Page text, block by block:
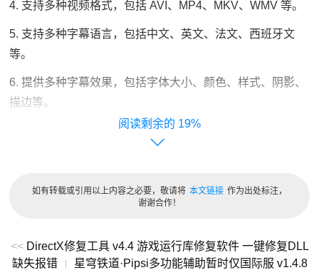
4. 支持多种视频格式，包括 AVI、MP4、MKV、WMV 等。
5. 支持多种字幕语言，包括中文、英文、法文、西班牙文
等。
6. 提供多种字幕效果，包括字体大小、颜色、样式、阴影、
描边等。
7. 支持字幕翻译功能，可以根据用户需求自动翻译字幕。
Options – Choose Language… – 中文简体 – OK。
19%
如有转载或引用以上内容之必要，敬请将 本文链接 作为出处标注，
谢谢合作！
<< DirectX修复工具 v4.4 游戏运行库修复软件 一键修复DLL
缺失报错
|
星穹铁道·Pipsi多功能辅助暂时仅国际服 v1.4.8